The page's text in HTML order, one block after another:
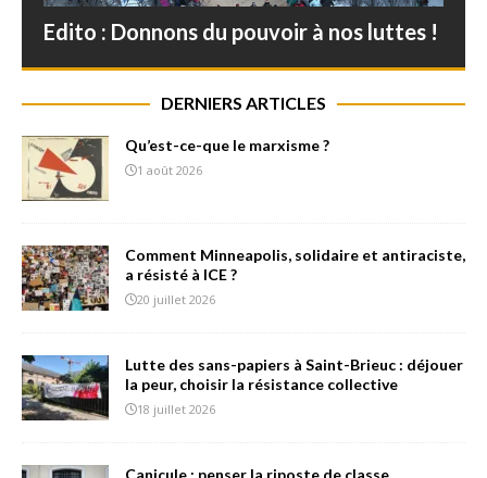
Edito : Donnons du pouvoir à nos luttes !
DERNIERS ARTICLES
Qu’est-ce-que le marxisme ?
1 août 2026
Comment Minneapolis, solidaire et antiraciste,
a résisté à ICE ?
20 juillet 2026
Lutte des sans-papiers à Saint-Brieuc : déjouer
la peur, choisir la résistance collective
18 juillet 2026
Canicule : penser la riposte de classe